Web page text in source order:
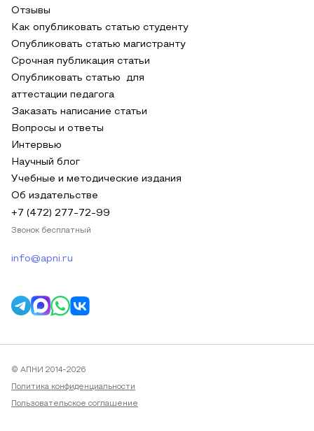
Отзывы
Как опубликовать статью студенту
Опубликовать статью магистранту
Срочная публикация статьи
Опубликовать статью для
аттестации педагога
Заказать написание статьи
Вопросы и ответы
Интервью
Научный блог
Учебные и методические издания
Об издательстве
+7 (472) 277-72-99
Звонок бесплатный
info@apni.ru
© АПНИ 2014-2026
Политика конфиденциальности
Пользовательское соглашение